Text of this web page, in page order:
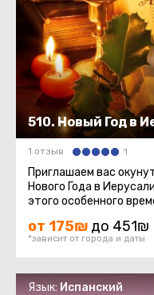
510. Новый Год в
1 отзыв 1
Приглашаем вас
Нового Года в
этого особенного
от 175₪ до 451₪
*зависит от города и даты
Язык: Испанский